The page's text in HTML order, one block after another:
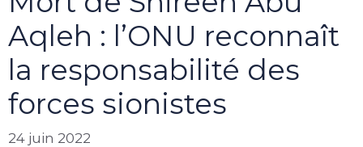
Aqleh : l’ONU reconnaît
la responsabilité des
forces sionistes
24 juin 2022